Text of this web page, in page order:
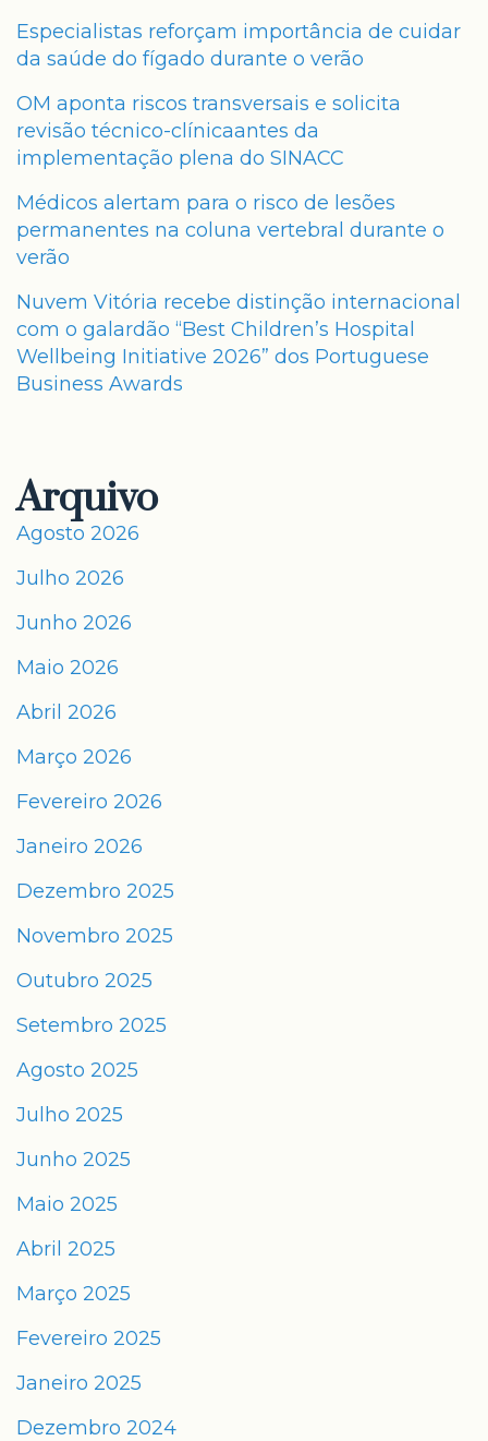
Especialistas reforçam importância de cuidar
da saúde do fígado durante o verão
OM aponta riscos transversais e solicita
revisão técnico-clínicaantes da
implementação plena do SINACC
Médicos alertam para o risco de lesões
permanentes na coluna vertebral durante o
verão
Nuvem Vitória recebe distinção internacional
com o galardão “Best Children’s Hospital
Wellbeing Initiative 2026” dos Portuguese
Business Awards
Arquivo
Agosto 2026
Julho 2026
Junho 2026
Maio 2026
Abril 2026
Março 2026
Fevereiro 2026
Janeiro 2026
Dezembro 2025
Novembro 2025
Outubro 2025
Setembro 2025
Agosto 2025
Julho 2025
Junho 2025
Maio 2025
Abril 2025
Março 2025
Fevereiro 2025
Janeiro 2025
Dezembro 2024